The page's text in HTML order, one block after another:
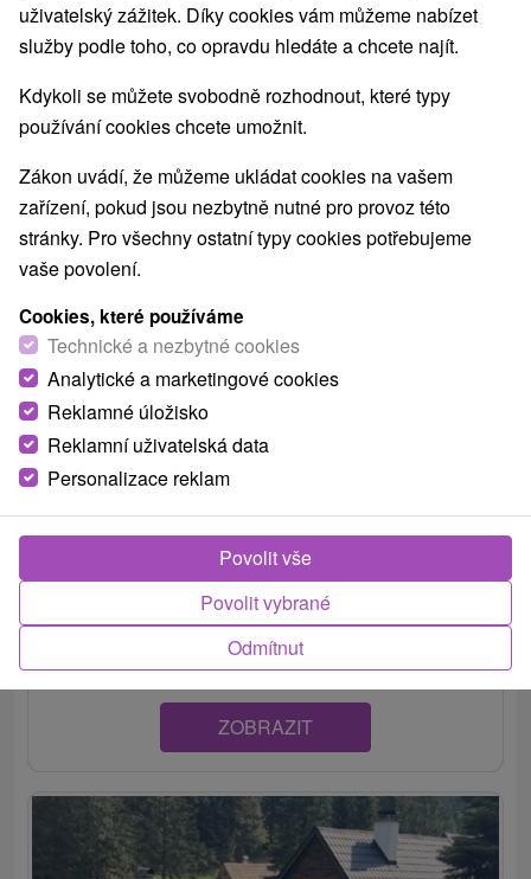
VŠECHNY NEJLEVNĚJŠÍ NEJDRAŽŠÍ PODLE
Bocanské chalúpky Vyšná Boca
Chalúpka v nádhernom prostredí Nízkych Tatrách, v obci
Vyšná Boca, ponúkajú ubytovanie...
ZOBRAZIT
uživatelský zážitek. Díky cookies vám můžeme nabízet
služby podle toho, co opravdu hledáte a chcete najít.
Kdykoli se můžete svobodně rozhodnout, které typy
používání cookies chcete umožnit.
Zákon uvádí, že můžeme ukládat cookies na vašem
zařízení, pokud jsou nezbytně nutné pro provoz této
stránky. Pro všechny ostatní typy cookies potřebujeme
vaše povolení.
Cookies, které používáme
Technické a nezbytné cookies
Analytické a marketingové cookies
Reklamné úložisko
Reklamní uživatelská data
Personalizace reklam
Odmítnut
Povolit vybrané
Povolit vše